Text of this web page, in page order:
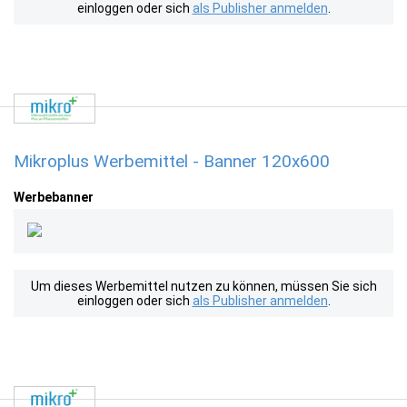
einloggen oder sich als Publisher anmelden
Mikroplus Werbemittel - Banner 120x600
Werbebanner
Um dieses Werbemittel nutzen zu können, müssen Sie sich
einloggen oder sich als Publisher anmelden